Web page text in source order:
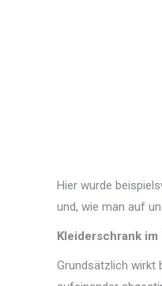
Hier wurde
und, wie man auf
Kleiderschrank im
Grundsätzlich wirkt